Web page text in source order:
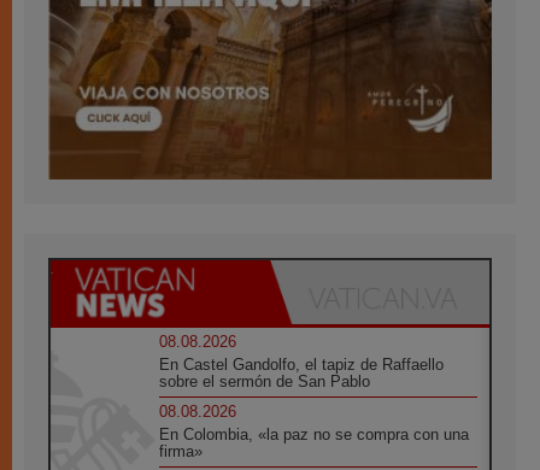
08.08.2026
En Castel Gandolfo, el tapiz de Raffaello
sobre el sermón de San Pablo
08.08.2026
En Colombia, «la paz no se compra con una
firma»